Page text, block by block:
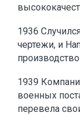
1936
чертежи, и
1939
военных
перевела